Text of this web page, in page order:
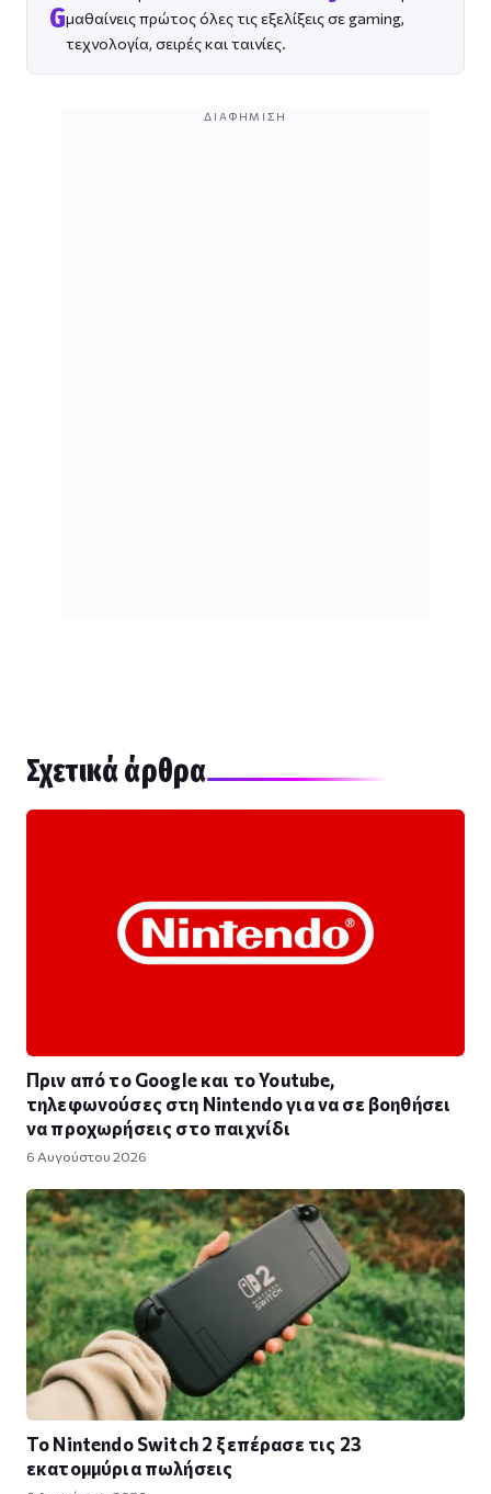
Gμαθαίνεις πρώτος όλες τις εξελίξεις σε gaming,
τεχνολογία, σειρές και ταινίες.
ΔΙΑΦΉΜΙΣΗ
Σχετικά άρθρα
Πριν από το Google και το Youtube,
τηλεφωνούσες στη Nintendo για να σε βοηθήσει
να προχωρήσεις στο παιχνίδι
6 Αυγούστου 2026
Το Nintendo Switch 2 ξεπέρασε τις 23
εκατομμύρια πωλήσεις